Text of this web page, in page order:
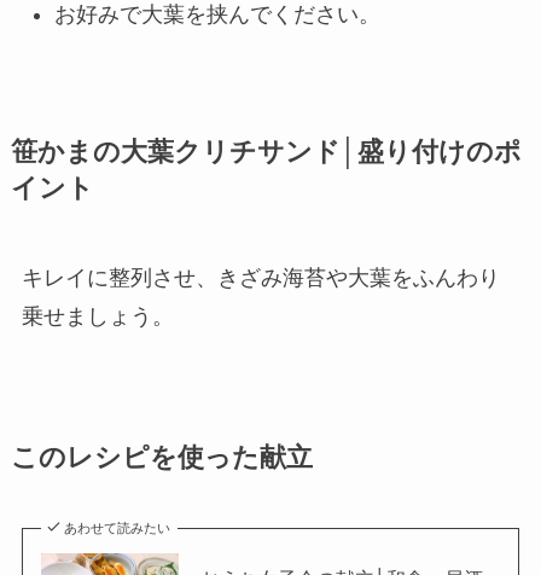
お好みで大葉を挟んでください。
笹かまの大葉クリチサンド│盛り付けのポ
イント
キレイに整列させ、きざみ海苔や大葉をふんわり
乗せましょう。
このレシピを使った献立
あわせて読みたい